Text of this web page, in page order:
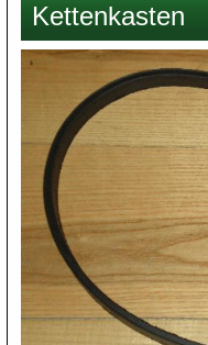
Kettenkasten
Images